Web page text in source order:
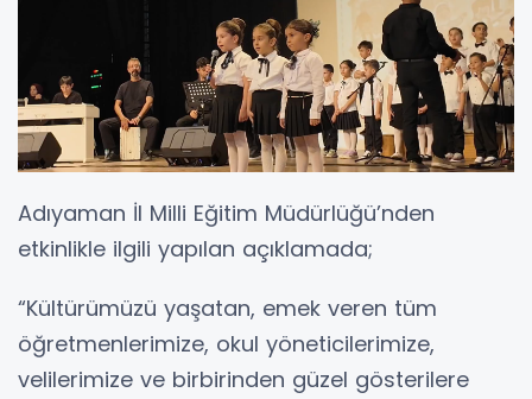
Adıyaman İl Milli Eğitim Müdürlüğü’nden
etkinlikle ilgili yapılan açıklamada;
“Kültürümüzü yaşatan, emek veren tüm
öğretmenlerimize, okul yöneticilerimize,
velilerimize ve birbirinden güzel gösterilere